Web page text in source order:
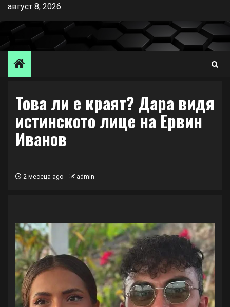
Skip
content
август 8, 2026
Това ли е краят? Дара видя
истинското лице на Ервин
Иванов
2 месеца ago admin